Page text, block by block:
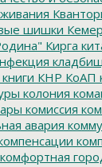
шишки
Кирга
книги КНР КоАП
колония
комиссия
авария
комфортная